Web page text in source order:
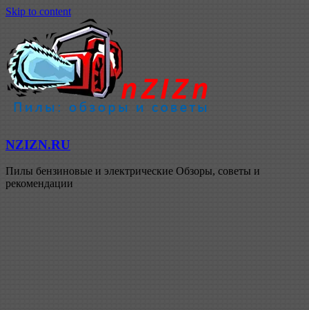
Skip to content
NZIZN.RU
Пилы бензиновые и электрические Обзоры, советы и
рекомендации